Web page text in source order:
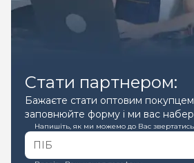
Стати партнером:
Бажаєте стати оптовим
заповнюйте форму і ми вас
Напишіть, як ми можемо до Вас звертатись